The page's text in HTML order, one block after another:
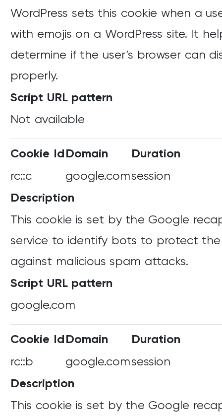
WordPress sets this cookie when a
with emojis on a WordPress site. It
determine if the user’s browser can
properly.
Script URL pattern
Not available
Cookie Id Domain
Duration
rc::c
google.comsession
Description
This cookie is set by the Google
service to identify bots to protect
against malicious spam attacks.
Script URL pattern
google.com
Cookie Id Domain
Duration
rc::b
google.comsession
Description
This cookie is set by the Google